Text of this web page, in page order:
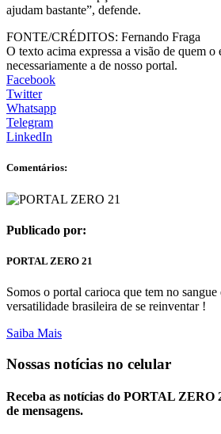
ajudam bastante”, defende.
FONTE/CRÉDITOS: Fernando Fraga
O texto acima expressa a visão de quem o
necessariamente a de nosso portal.
Facebook
Twitter
Whatsapp
Telegram
LinkedIn
Comentários:
Publicado por:
PORTAL ZERO 21
Somos o portal carioca que tem no
versatilidade brasileira de se reinventar !
Saiba Mais
Nossas notícias no celular
Receba as notícias do PORTAL ZERO
de mensagens.